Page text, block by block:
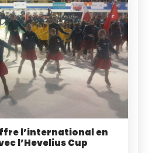
l’international en
l’Hevelius Cup